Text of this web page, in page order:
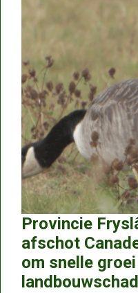
HOLLAND
Provincie
afschot
om snelle